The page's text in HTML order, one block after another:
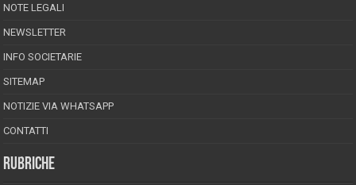
NOTE LEGALI
NEWSLETTER
INFO SOCIETARIE
SITEMAP
NOTIZIE VIA WHATSAPP
CONTATTI
RUBRICHE